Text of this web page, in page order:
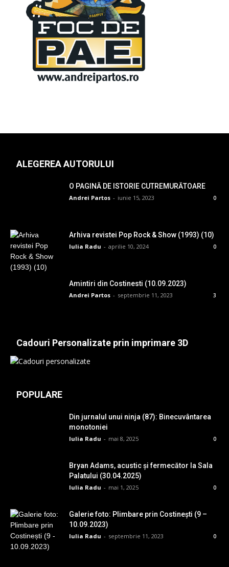
ALEGEREA AUTORULUI
O PAGINĂ DE ISTORIE CUTREMURĂTOARE
Andrei Partos - iunie 15, 2023 0
Arhiva revistei Pop Rock & Show (1993) (10)
Iulia Radu - aprilie 10, 2024 0
Amintiri din Costinesti (10.09.2023)
Andrei Partos - septembrie 11, 2023 3
Cadouri Personalizate prin imprimare 3D
POPULARE
Din jurnalul unui ninja (87): Binecuvântarea
monotoniei
Iulia Radu - mai 8, 2025 0
Bryan Adams, acustic și fermecător la Sala
Palatului (30.04.2025)
Iulia Radu - mai 1, 2025 0
Galerie foto: Plimbare prin Costinești (9 –
10.09.2023)
Iulia Radu - septembrie 11, 2023 0